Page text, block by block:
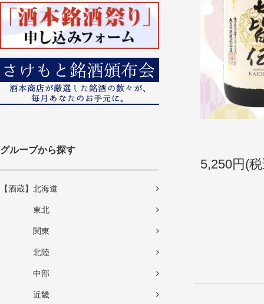
グループから探す
【酒蔵】北海道
東北
関東
北陸
中部
近畿
5,250円(